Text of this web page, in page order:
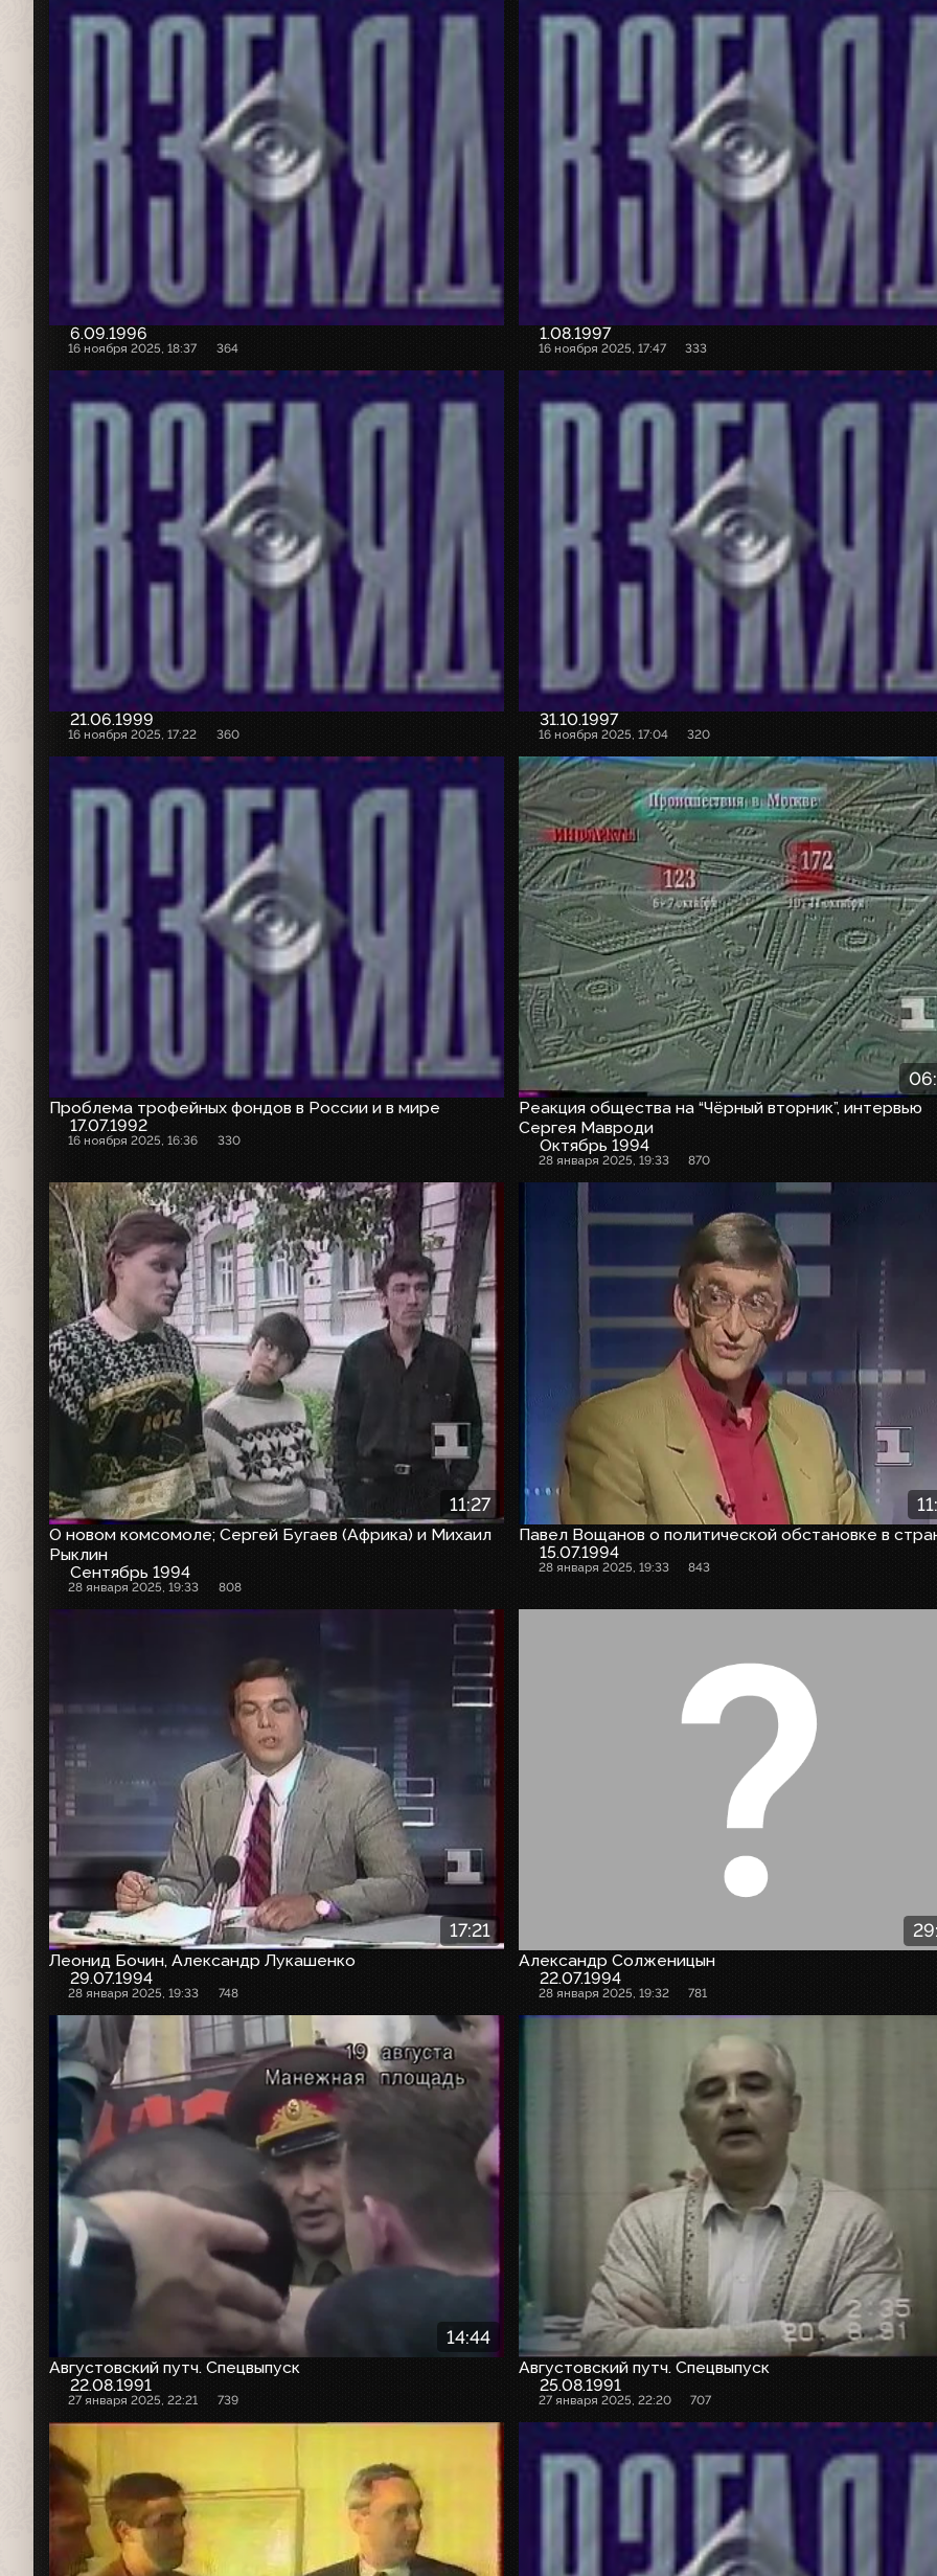
6.09.1996
16 ноября 2025, 18:37 364
1.08.1997
16 ноября 2025, 17:47 333
21.06.1999
16 ноября 2025, 17:22 360
31.10.1997
16 ноября 2025, 17:04 320
Проблема трофейных фондов в России и в мире
17.07.1992
16 ноября 2025, 16:36 330
Реакция общества на “Чёрный вторник”, интервью
Сергея Мавроди
Октябрь 1994
28 января 2025, 19:33 870
11:27
О новом комсомоле; Сергей Бугаев (Африка) и Михаил
Рыклин
Сентябрь 1994
28 января 2025, 19:33 808
Павел Вощанов о политической обстановке в
15.07.1994
28 января 2025, 19:33 843
17:21
Леонид Бочин, Александр Лукашенко
29.07.1994
28 января 2025, 19:33 748
Александр Солженицын
22.07.1994
28 января 2025, 19:32 781
14:44
Августовский путч. Спецвыпуск
22.08.1991
27 января 2025, 22:21 739
Августовский путч. Спецвыпуск
25.08.1991
27 января 2025, 22:20 707